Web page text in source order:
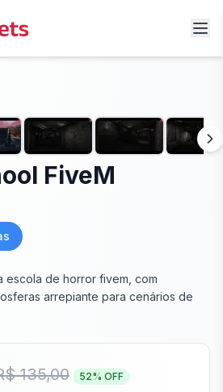
FiveM
escola de horror fivem, com
arrepiante para cenários de
135,00 52% OFF